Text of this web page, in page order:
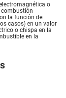
o
combustión
la función de
casos) en un valor
o chispa en la
en la